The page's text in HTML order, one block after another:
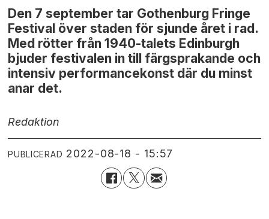
Den 7 september tar Gothenburg Fringe
Festival över staden för sjunde året i rad.
Med rötter från 1940-talets Edinburgh
bjuder festivalen in till färgsprakande och
intensiv performancekonst där du minst
anar det.
Redaktion
PUBLICERAD 2022-08-18 - 15:57